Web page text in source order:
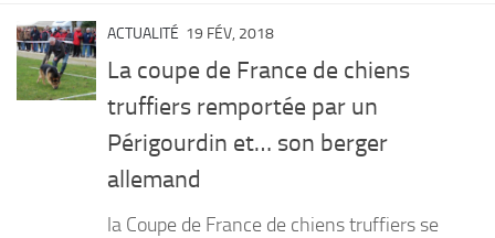
PORTRAITS
LIVRES
ACTUALITÉ 19 FÉV, 2018
La coupe de France de chiens
truffiers remportée par un
Périgourdin et… son berger
allemand
la Coupe de France de chiens truffiers se